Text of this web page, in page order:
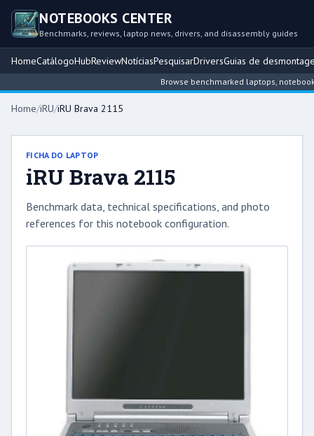
NOTEBOOKS CENTER
Benchmarks, reviews, laptop news, drivers, and disassembly guides
HomeCatálogoHubReviewNotíciasPesquisarDriversGuias de
Browse benchmarked laptops,
Home/iRU/iRU Brava 2115
FICHA DO LAPTOP
iRU Brava 2115
Benchmark data, technical specifications, and photo
references for this notebook configuration.